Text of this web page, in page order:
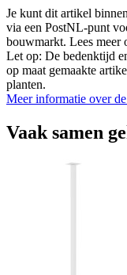
Je kunt dit artikel
via een PostNL-punt
bouwmarkt. Lees meer
Let op: De bedenktijd
op maat gemaakte
planten.
Meer informatie over
Vaak samen